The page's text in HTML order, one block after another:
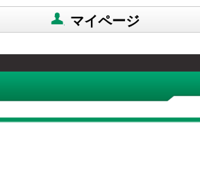
マイページ